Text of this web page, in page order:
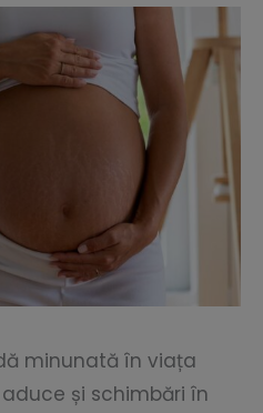
minunată în viața
și schimbări în